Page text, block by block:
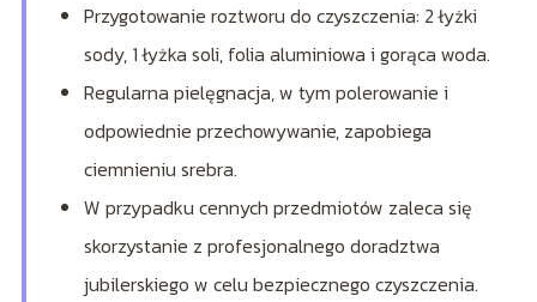
Przygotowanie roztworu do czyszczenia: 2 łyżki
sody, 1 łyżka soli, folia aluminiowa i gorąca woda.
Regularna pielęgnacja, w tym polerowanie i
odpowiednie przechowywanie, zapobiega
ciemnieniu srebra.
W przypadku cennych przedmiotów zaleca się
skorzystanie z profesjonalnego doradztwa
jubilerskiego w celu bezpiecznego czyszczenia.